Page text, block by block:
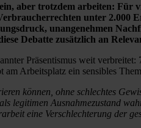
aber trotzdem arbeiten: Für
unter 2.000
unangenehmen
Debatte zusätzlich an
Präsentismus weit
Arbeitsplatz ein sensibles
können, ohne schlechtes
legitimen Ausnahmezustand
eine Verschlechterung der